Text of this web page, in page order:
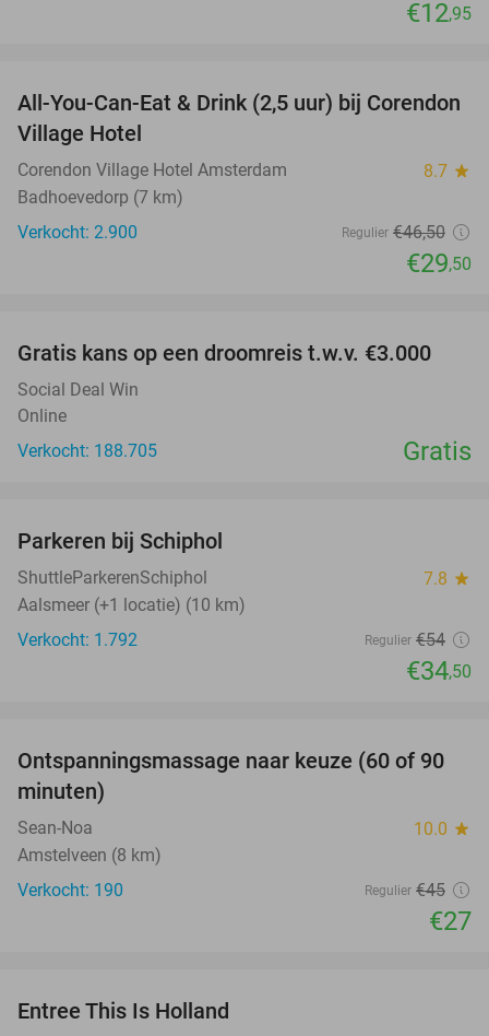
€12,95
37%
All-You-Can-Eat & Drink (2,5 uur) bij Corendon
Village Hotel
Corendon Village Hotel Amsterdam 8.7 star
Badhoevedorp (7 km)
Verkocht: 2.900
Regulier €46,50
€29,50
Gratis kans op een droomreis t.w.v. €3.000
Social Deal Win
Online
Verkocht: 188.705
Gratis
Parkeren bij Schiphol
ShuttleParkerenSchiphol 7.8 star
Aalsmeer (+1 locatie) (10 km)
Verkocht: 1.792
Regulier €54
€34,50
40%
Ontspanningsmassage naar keuze (60 of 90
minuten)
Sean-Noa 10.0 star
Amstelveen (8 km)
Verkocht: 190
Regulier €45
€27
Entree This Is Holland